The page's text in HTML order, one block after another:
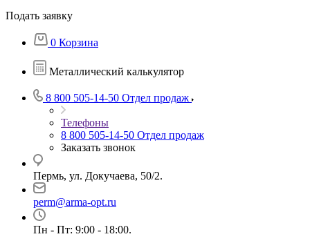
Подать заявку
0 Корзина
Металлический калькулятор
8 800 505-14-50 Отдел продаж
Телефоны
8 800 505-14-50 Отдел продаж
Заказать звонок
Пермь, ул. Докучаева, 50/2.
perm@arma-opt.ru
Пн - Пт: 9:00 - 18:00.